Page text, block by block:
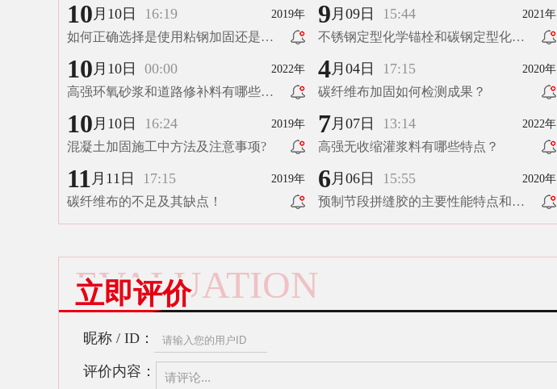
10 月10日 16:19 2019年
如何正确选择是使用粘钢加固还是碳
9 月09日 15:44 2021年
不锈钢定型化学锚栓和碳钢定型化学
10 月10日 00:00 2022年
高强环氧砂浆和道路修补料有哪些区
4 月04日 17:15 2020年
碳纤维布加固如何检测成果？
10 月10日 16:24 2019年
混凝土加固施工中方法及注意事项?
7 月07日 13:14 2022年
高强无收缩灌浆料有哪些特点？
11 月11日 17:15 2019年
碳纤维布的不足及其缺点！
6 月06日 15:55 2020年
预制节段拼缝胶的主要性能特点和施
工流程
立即评价
EVALUATION
昵称 / ID：
评价内容：